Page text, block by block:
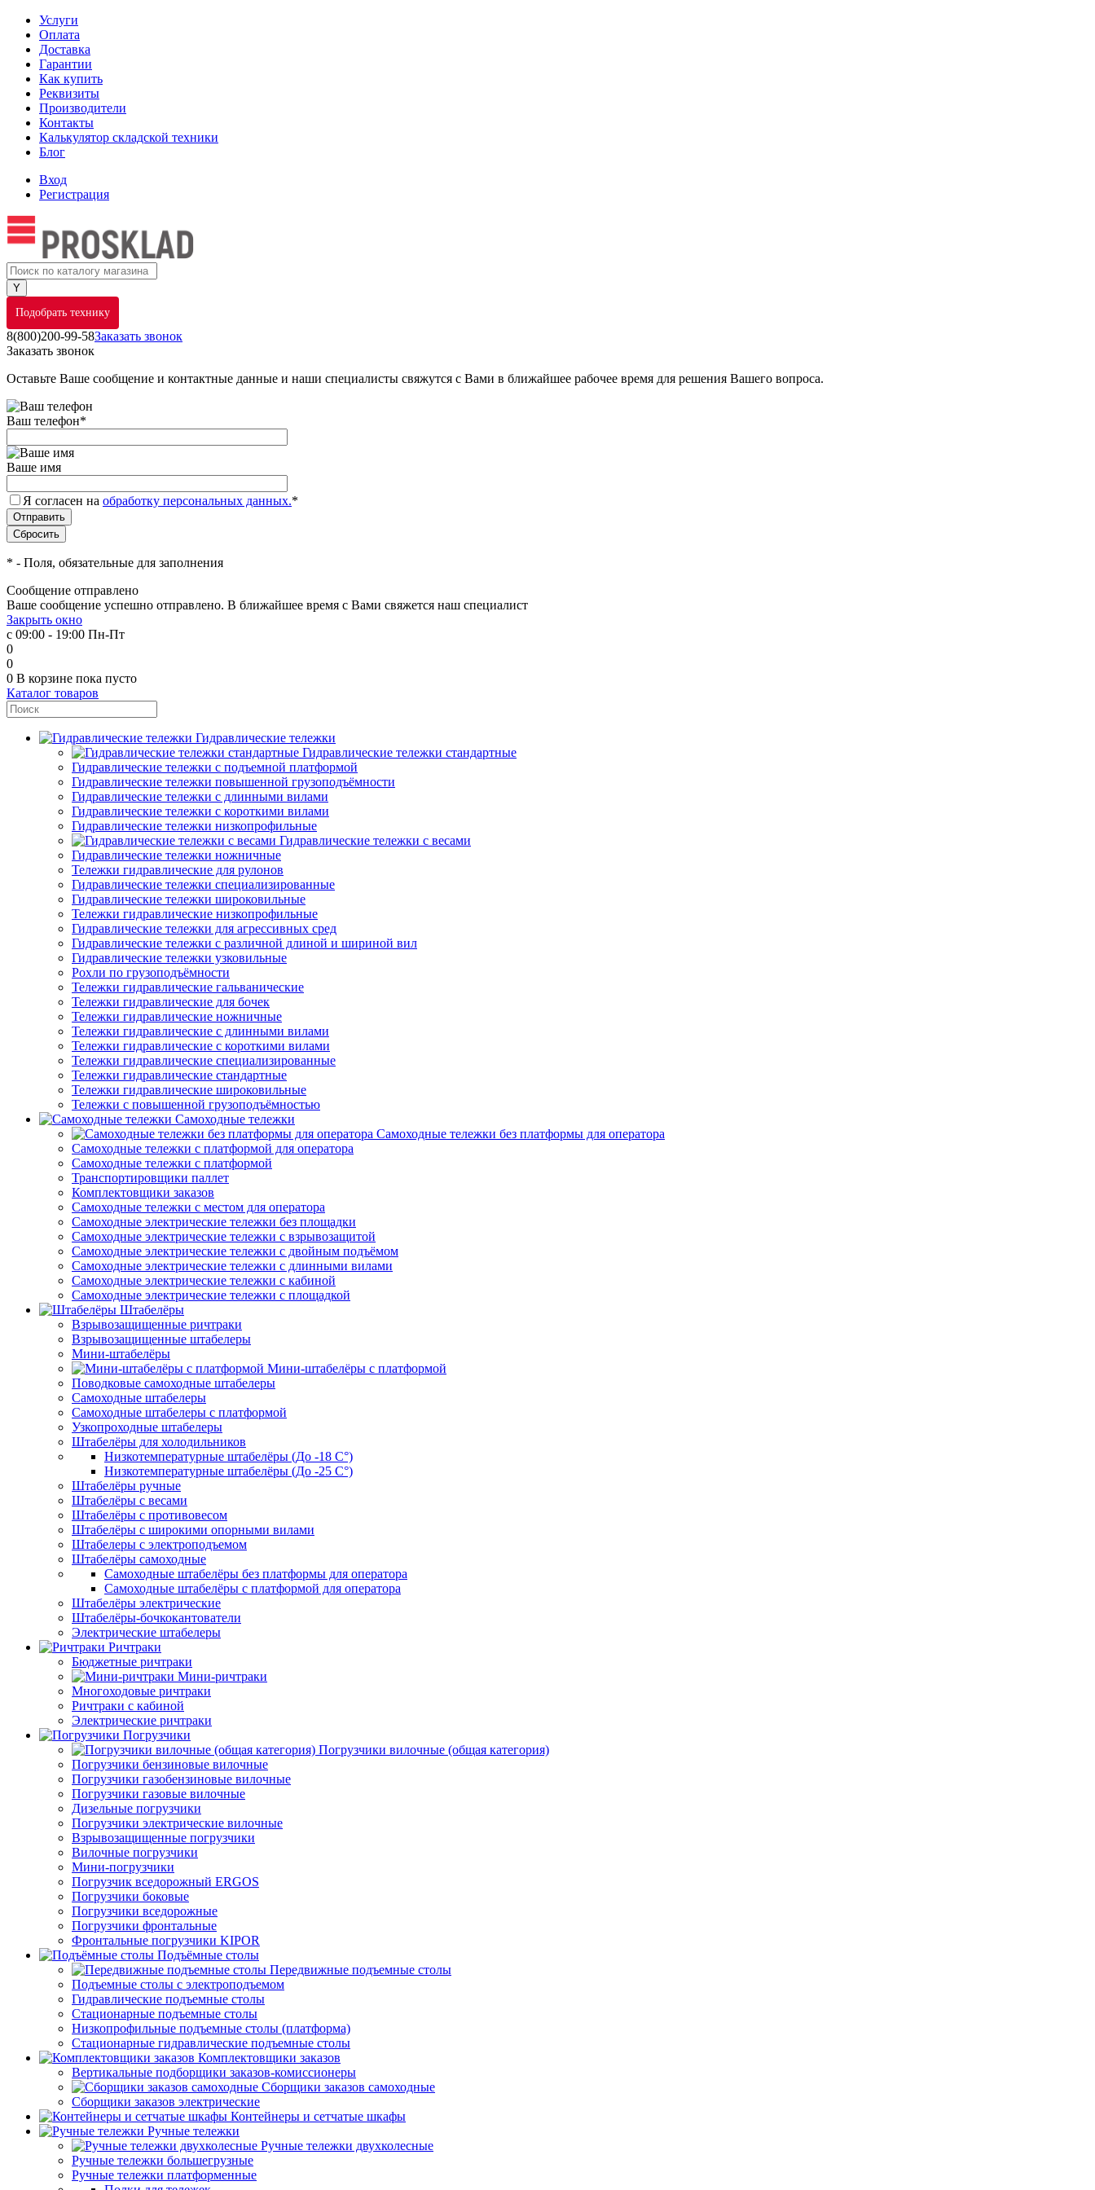
Услуги
Оплата
Доставка
Гарантии
Как купить
Реквизиты
Производители
Контакты
Калькулятор складской техники
Блог
Вход
Регистрация
Подобрать технику
8(800)200-99-58Заказать звонок
Заказать звонок
Оставьте Ваше сообщение и контактные данные и наши специалисты свяжутся с Вами в ближайшее рабочее время для решения Вашего вопроса.
Ваш телефон*
Ваше имя
Я согласен на обработку персональных данных.*
* - Поля, обязательные для заполнения
Сообщение отправлено
Ваше сообщение успешно отправлено. В ближайшее время с Вами свяжется наш специалист
Закрыть окно
с 09:00 - 19:00 Пн-Пт
0
0
0 В корзине пока пусто
Каталог товаров
Гидравлические тележки
Гидравлические тележки стандартные
Гидравлические тележки с подъемной платформой
Гидравлические тележки повышенной грузоподъёмности
Гидравлические тележки с длинными вилами
Гидравлические тележки с короткими вилами
Гидравлические тележки низкопрофильные
Гидравлические тележки с весами
Гидравлические тележки ножничные
Тележки гидравлические для рулонов
Гидравлические тележки специализированные
Гидравлические тележки широковильные
Тележки гидравлические низкопрофильные
Гидравлические тележки для агрессивных сред
Гидравлические тележки с различной длиной и шириной вил
Гидравлические тележки узковильные
Рохли по грузоподъёмности
Тележки гидравлические гальванические
Тележки гидравлические для бочек
Тележки гидравлические ножничные
Тележки гидравлические с длинными вилами
Тележки гидравлические с короткими вилами
Тележки гидравлические специализированные
Тележки гидравлические стандартные
Тележки гидравлические широковильные
Тележки с повышенной грузоподъёмностью
Самоходные тележки
Самоходные тележки без платформы для оператора
Самоходные тележки с платформой для оператора
Самоходные тележки с платформой
Транспортировщики паллет
Комплектовщики заказов
Самоходные тележки с местом для оператора
Самоходные электрические тележки без площадки
Самоходные электрические тележки с взрывозащитой
Самоходные электрические тележки с двойным подъёмом
Самоходные электрические тележки с длинными вилами
Самоходные электрические тележки с кабиной
Самоходные электрические тележки с площадкой
Штабелёры
Взрывозащищенные ричтраки
Взрывозащищенные штабелеры
Мини-штабелёры
Мини-штабелёры с платформой
Поводковые самоходные штабелеры
Самоходные штабелеры
Самоходные штабелеры с платформой
Узкопроходные штабелеры
Штабелёры для холодильников
Низкотемпературные штабелёры (До -18 C°)
Низкотемпературные штабелёры (До -25 C°)
Штабелёры ручные
Штабелёры с весами
Штабелёры с противовесом
Штабелёры с широкими опорными вилами
Штабелеры с электроподъемом
Штабелёры самоходные
Самоходные штабелёры без платформы для оператора
Самоходные штабелёры с платформой для оператора
Штабелёры электрические
Штабелёры-бочкокантователи
Электрические штабелеры
Ричтраки
Бюджетные ричтраки
Мини-ричтраки
Многоходовые ричтраки
Ричтраки с кабиной
Электрические ричтраки
Погрузчики
Погрузчики вилочные (общая категория)
Погрузчики бензиновые вилочные
Погрузчики газобензиновые вилочные
Погрузчики газовые вилочные
Дизельные погрузчики
Погрузчики электрические вилочные
Взрывозащищенные погрузчики
Вилочные погрузчики
Мини-погрузчики
Погрузчик вседорожный ERGOS
Погрузчики боковые
Погрузчики вседорожные
Погрузчики фронтальные
Фронтальные погрузчики KIPOR
Подъёмные столы
Передвижные подъемные столы
Подъемные столы с электроподъемом
Гидравлические подъемные столы
Стационарные подъемные столы
Низкопрофильные подъемные столы (платформа)
Стационарные гидравлические подъемные столы
Комплектовщики заказов
Вертикальные подборщики заказов-комиссионеры
Сборщики заказов самоходные
Сборщики заказов электрические
Контейнеры и сетчатые шкафы
Ручные тележки
Ручные тележки двухколесные
Ручные тележки большегрузные
Ручные тележки платформенные